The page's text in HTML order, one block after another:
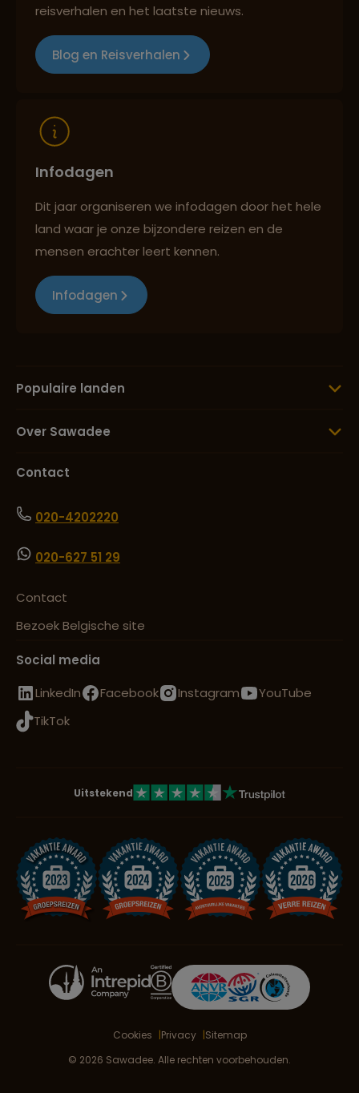
Reizen met oog voor mens, cultuur en milieu
reisverhalen en het laatste nieuws.
Blog en Reisverhalen
Infodagen
Dit jaar organiseren we infodagen door het hele
land waar je onze bijzondere reizen en de
mensen erachter leert kennen.
Infodagen
Populaire landen
Over Sawadee
Contact
020-4202220
020-627 51 29
Contact
Bezoek Belgische site
Social media
LinkedIn
Facebook Instagram
YouTube
TikTok
Uitstekend
Cookies Privacy
Sitemap
© 2026 Sawadee. Alle rechten voorbehouden.